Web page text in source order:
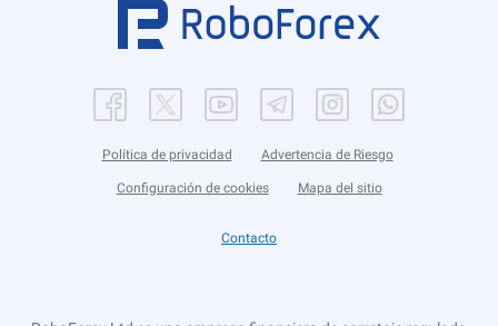
Política de privacidad Advertencia de Riesgo
Configuración de cookies Mapa del sitio
Contacto